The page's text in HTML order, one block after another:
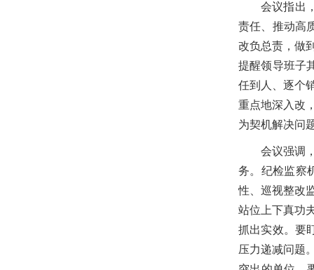
会议指出
责任、推动高
改负总责，做
提醒领导班子
任到人、逐个
重点地深入改
为契机解决问
会议强调
务。纪检监察
性、巡视整改
站位上下真功
抓出实效。要
压力递减问题